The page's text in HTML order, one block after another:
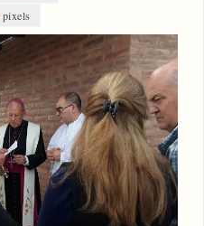
pixels